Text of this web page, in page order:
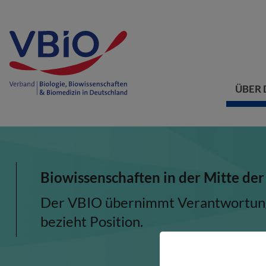
ÜBER
Biowissenschaften in der Mitte
Der VBIO übernimmt
bezieht Position.